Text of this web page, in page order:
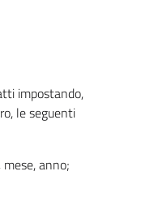
impostando,
le seguenti
anno;